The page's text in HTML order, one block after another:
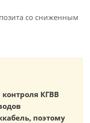
со сниженным
КГВВ
поэтому